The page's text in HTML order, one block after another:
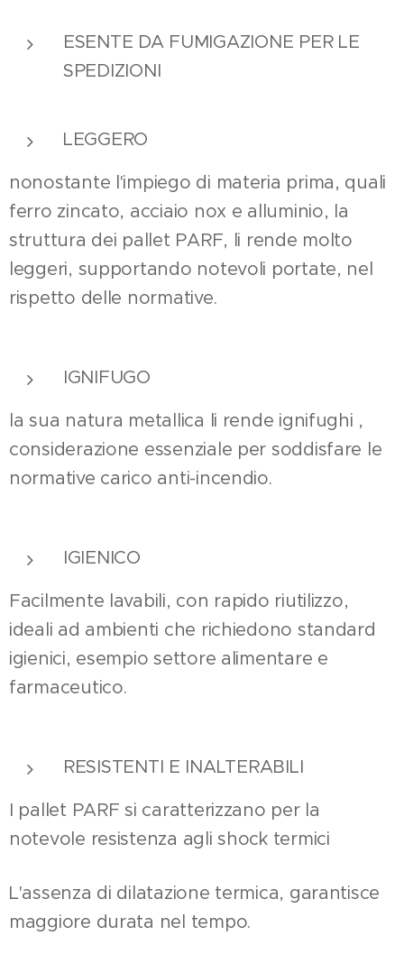
ESENTE DA FUMIGAZIONE PER LE
SPEDIZIONI
LEGGERO
nonostante l'impiego di materia prima, quali
ferro zincato, acciaio nox e alluminio, la
struttura dei pallet PARF, li rende molto
leggeri, supportando notevoli portate, nel
rispetto delle normative.
IGNIFUGO
la sua natura metallica li rende ignifughi ,
considerazione essenziale per soddisfare le
normative carico anti-incendio.
IGIENICO
Facilmente lavabili, con rapido riutilizzo,
ideali ad ambienti che richiedono standard
igienici, esempio settore alimentare e
farmaceutico.
RESISTENTI E INALTERABILI
I pallet PARF si caratterizzano per la
notevole resistenza agli shock termici
L'assenza di dilatazione termica, garantisce
maggiore durata nel tempo.